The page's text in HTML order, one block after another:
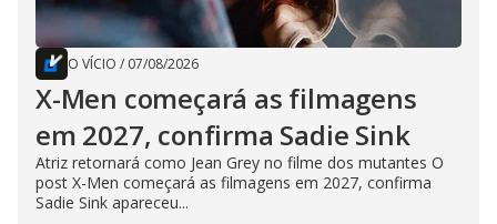
O VÍCIO / 07/08/2026
X-Men começará as filmagens
em 2027, confirma Sadie Sink
Atriz retornará como Jean Grey no filme dos mutantes O
post X-Men começará as filmagens em 2027, confirma
Sadie Sink apareceu...